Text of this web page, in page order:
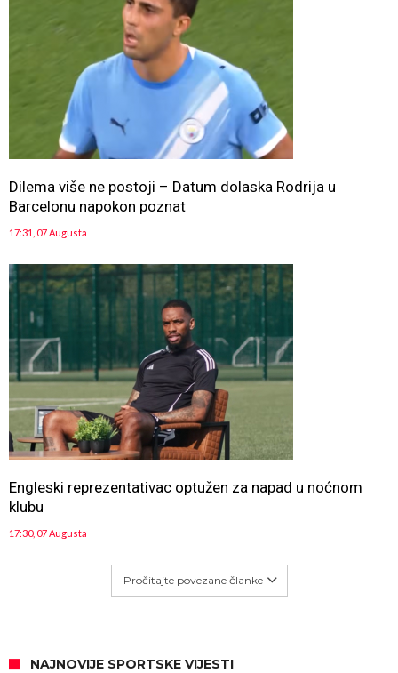
Dilema više ne postoji – Datum dolaska Rodrija u
Barcelonu napokon poznat
17:31, 07 Augusta
Engleski reprezentativac optužen za napad u noćnom
klubu
17:30, 07 Augusta
Pročitajte povezane članke
NAJNOVIJE SPORTSKE VIJESTI